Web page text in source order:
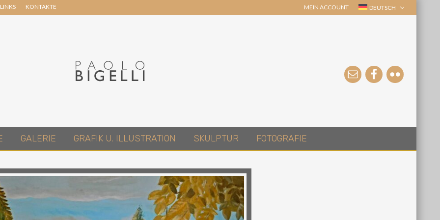
LINKS KONTAKTE MEIN ACCOUNT DEUTSCH
Pittore
in
Roma
GALERIE GRAFIK U. ILLUSTRATION SKULPTUR FOTOGRAFIE